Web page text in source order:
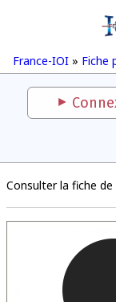
France-IOI » Fiche
Consulter la fiche de